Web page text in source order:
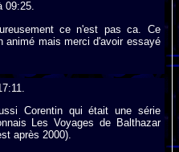
09:25.
ce n'est pas ca. Ce
animé mais merci d'avoir essayé
Corentin qui était une série
Les Voyages de Balthazar
après 2000).